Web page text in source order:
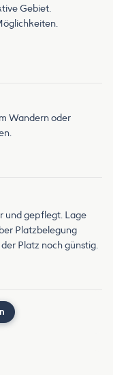
Gebiet.
Wandern oder
und gepflegt. Lage
Platzbelegung
Platz noch günstig.